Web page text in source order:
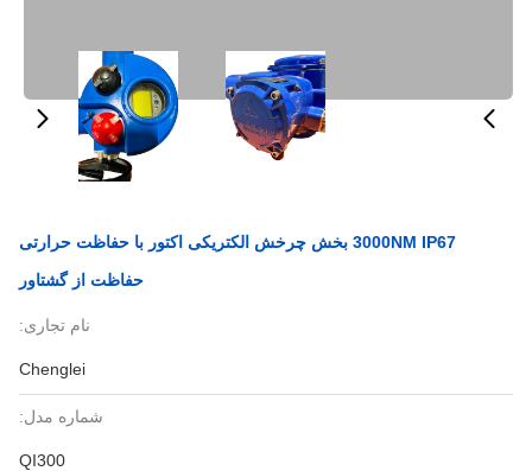
3000NM IP67 بخش چرخش الکتریکی اکتور با حفاظت حرارتی
حفاظت از گشتاور
نام تجاری:
Chenglei
شماره مدل:
QI300